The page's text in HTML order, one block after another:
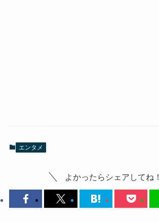
エンタメ
よかったらシェアしてね！